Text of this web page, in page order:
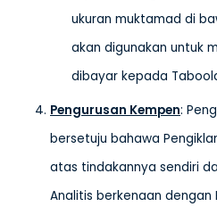
ukuran muktamad di
akan digunakan untuk
dibayar kepada
Pengurusan Kempen:
bersetuju bahawa
atas tindakannya sendiri
Analitis berkenaan